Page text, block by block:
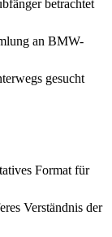
betrachtet
an BMW-
gesucht
Format für
Verständnis der